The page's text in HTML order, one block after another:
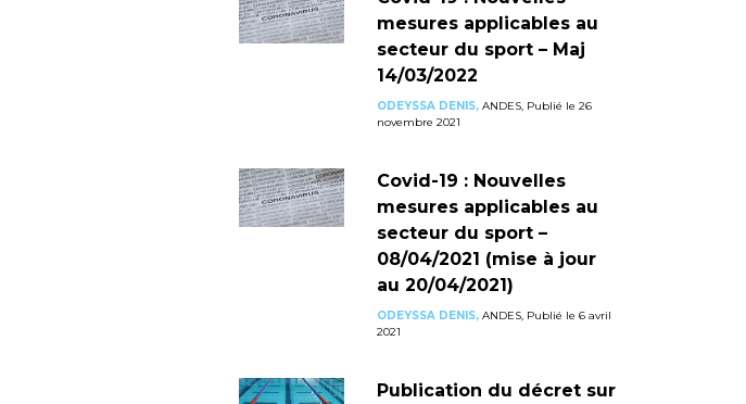
mesures applicables au
secteur du sport – Maj
14/03/2022
ODEYSSA DENIS,ANDES, Publié le 26
novembre 2021
Covid-19 : Nouvelles
mesures applicables au
secteur du sport –
08/04/2021 (mise à jour
au 20/04/2021)
ODEYSSA DENIS,ANDES, Publié le 6 avril
2021
Publication du décret sur